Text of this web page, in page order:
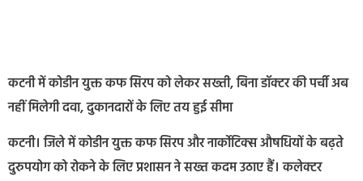
कटनी में कोडीन युक्त कफ सिरप को लेकर सख्ती, बिना डॉक्टर की पर्ची अब
नहीं मिलेगी दवा, दुकानदारों के लिए तय हुई सीमा
कटनी। जिले में कोडीन युक्त कफ सिरप और नार्कोटिक्स औषधियों के बढ़ते
दुरुपयोग को रोकने के लिए प्रशासन ने सख्त कदम उठाए हैं। कलेक्टर